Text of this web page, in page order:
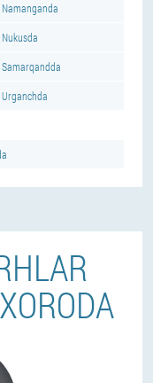
Namanganda
Samarqandda
Urganchda